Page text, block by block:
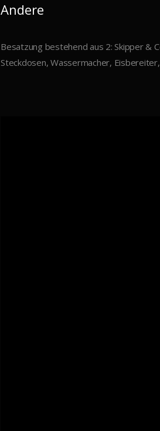
Andere
Besatzung bestehend aus 2: Skipper &
Steckdosen, Wassermacher,